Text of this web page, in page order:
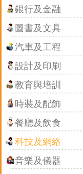
銀行及金融
圖書及文具
汽車及工程
設計及印刷
教育與培訓
時裝及配飾
餐廳及飲食
科技及網絡
音樂及儀器